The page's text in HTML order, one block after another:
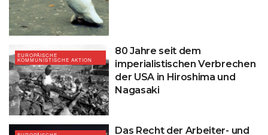
EUROPÄISCHE
KOMMUNISTISCHE AKTION
80 Jahre seit dem
imperialistischen Verbrechen
der USA in Hiroshima und
Nagasaki
Das Recht der Arbeiter- und